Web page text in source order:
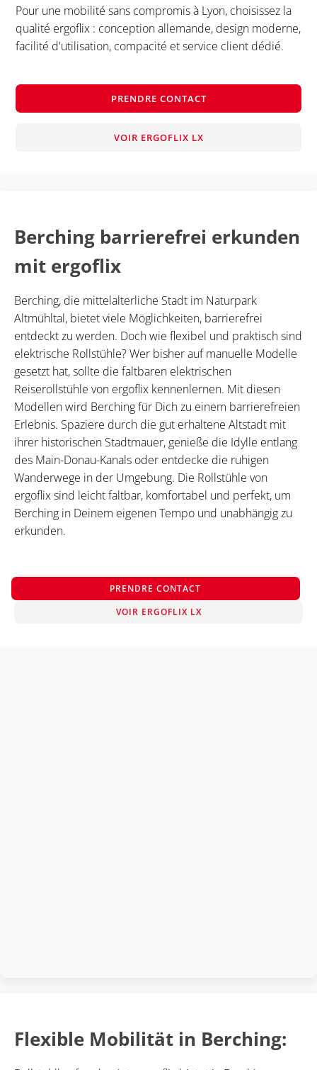
Pour une mobilité sans compromis à Lyon, choisissez la
qualité ergoflix : conception allemande, design moderne,
facilité d'utilisation, compacité et service client dédié.
PRENDRE CONTACT
VOIR ERGOFLIX LX
Berching barrierefrei erkunden
mit ergoflix
Berching, die mittelalterliche Stadt im Naturpark
Altmühltal, bietet viele Möglichkeiten, barrierefrei
entdeckt zu werden. Doch wie flexibel und praktisch sind
elektrische Rollstühle? Wer bisher auf manuelle Modelle
gesetzt hat, sollte die faltbaren elektrischen
Reiserollstühle von ergoflix kennenlernen. Mit diesen
Modellen wird Berching für Dich zu einem barrierefreien
Erlebnis. Spaziere durch die gut erhaltene Altstadt mit
ihrer historischen Stadtmauer, genieße die Idylle entlang
des Main-Donau-Kanals oder entdecke die ruhigen
Wanderwege in der Umgebung. Die Rollstühle von
ergoflix sind leicht faltbar, komfortabel und perfekt, um
Berching in Deinem eigenen Tempo und unabhängig zu
erkunden.
PRENDRE CONTACT
VOIR ERGOFLIX LX
Flexible Mobilität in Berching: